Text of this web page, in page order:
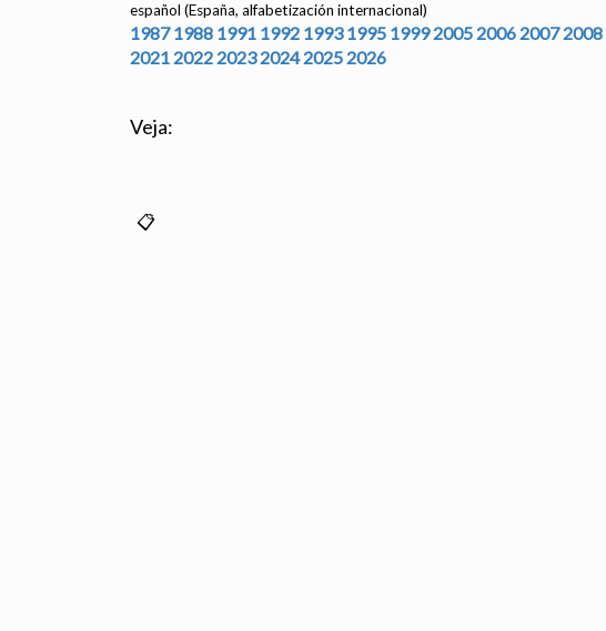
español (España, alfabetización internacional)
1987 1988 1991 1992 1993 1995 1999 2005 2006 2007 2008
2021 2022 2023 2024 2025 2026
Veja: